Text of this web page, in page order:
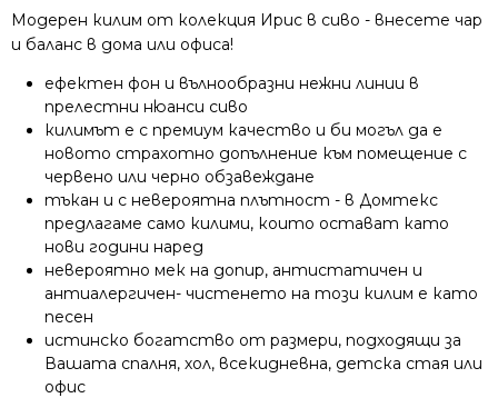
Модерен килим от колекция Ирис в сиво - внесете чар
и баланс в дома или офиса!
ефектен фон и вълнообразни нежни линии в
прелестни нюанси сиво
килимът е с премиум качество и би могъл да е
новото страхотно допълнение към помещение с
червено или черно обзавеждане
тъкан и с невероятна плътност - в Домтекс
предлагаме само килими, които остават като
нови години наред
невероятно мек на допир, антистатичен и
антиалергичен- чистенето на този килим е като
песен
истинско богатство от размери, подходящи за
Вашата спалня, хол, всекидневна, детска стая или
офис